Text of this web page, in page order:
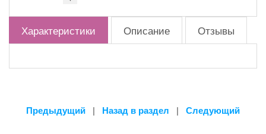
Характеристики Описание Отзывы
Предыдущий | Назад в раздел | Следующий